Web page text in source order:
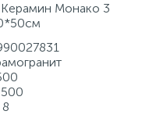
Керамин Монако 3